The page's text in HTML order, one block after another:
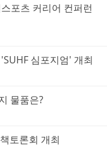
포츠 커리어 컨퍼런
심포지엄' 개최
물품은?
토론회 개최